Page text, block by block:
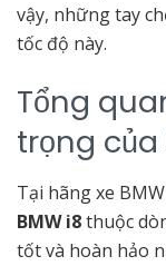
vậy, những tay
tốc độ này.
Tổng
trọng của
Tại hãng xe
BMW i8thuộc
tốt và hoàn hảo